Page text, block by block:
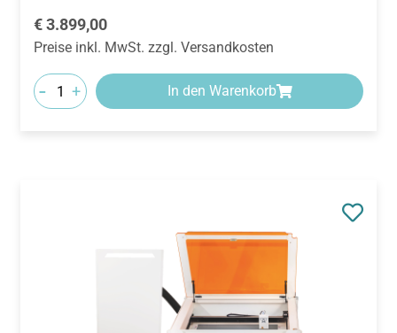
Regulärer Preis:
€ 3.899,00
Preise inkl. MwSt. zzgl. Versandkosten
- + In den Warenkorb